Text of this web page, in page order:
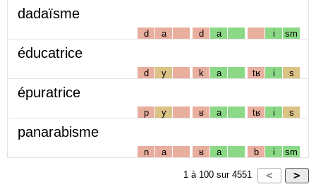
dadaïsme
d a d a i sm
éducatrice
d y k a tʁ i s
épuratrice
p y ʁ a tʁ i s
panarabisme
n a ʁ a b i sm
1 à 100 sur 4551